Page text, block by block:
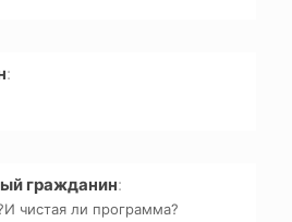
:
гражданин:
чистая ли программа?